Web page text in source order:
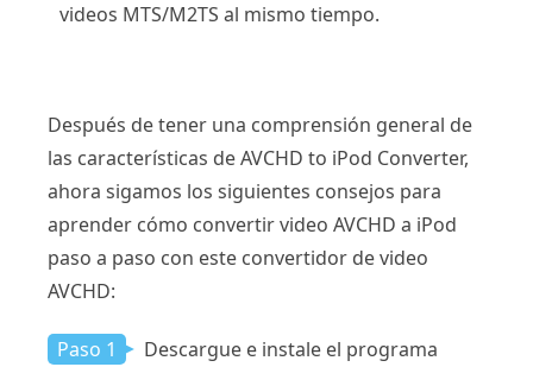
videos MTS/M2TS al mismo tiempo.
Después de tener una comprensión general de
las características de AVCHD to iPod Converter,
ahora sigamos los siguientes consejos para
aprender cómo convertir video AVCHD a iPod
paso a paso con este convertidor de video
AVCHD:
Paso 1 Descargue e instale el programa